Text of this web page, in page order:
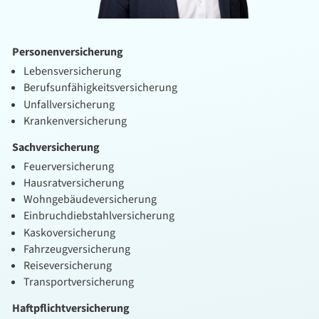
Personenversicherung
Lebensversicherung
Berufsunfähigkeitsversicherung
Unfallversicherung
Krankenversicherung
Sachversicherung
Feuerversicherung
Hausratversicherung
Wohngebäudeversicherung
Einbruchdiebstahlversicherung
Kaskoversicherung
Fahrzeugversicherung
Reiseversicherung
Transportversicherung
Haftpflichtversicherung